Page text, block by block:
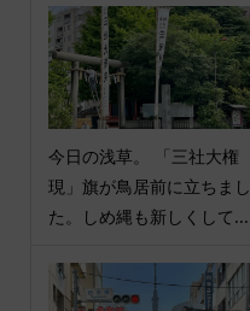
今日の浅草。 「三社大権
現」旗が鳥居前に立ちまし
た。しめ縄も新しくして...